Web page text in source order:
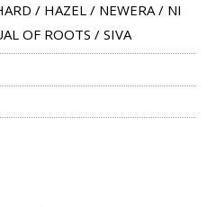
/ HAZEL/ NEWERA/ NI
OF ROOTS / SIVA